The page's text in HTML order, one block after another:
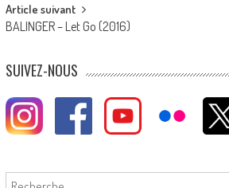
Article suivant
BALINGER – Let Go (2016)
SUIVEZ-NOUS
Rechercher